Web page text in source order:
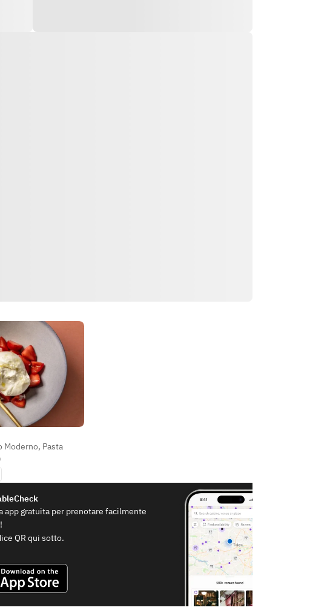
Moderno, Pasta
app gratuita per prenotare facilmente
QR qui sotto.